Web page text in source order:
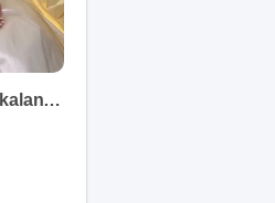
Emrah Çelik & Hacer Akalan Hair & Makeup